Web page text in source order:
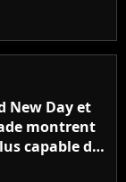
New Day et
montrent
capable de
de simple